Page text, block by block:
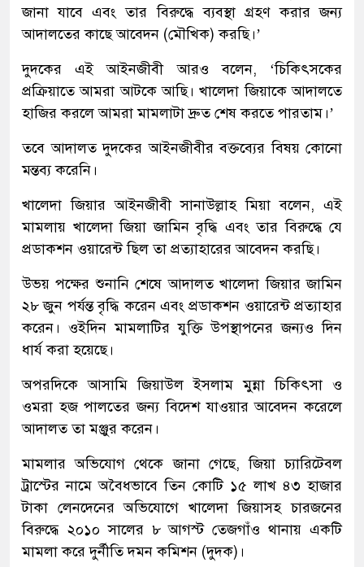
জানা যাবে এবং তার বিরুদ্ধে ব্যবস্থা গ্রহণ করার জন্য
আদালতের কাছে আবেদন (মৌখিক) করছি।’
দুদকের এই আইনজীবী আরও বলেন, ‘চিকিৎসকের
প্রক্রিয়াতে আমরা আটকে আছি। খালেদা জিয়াকে আদালতে
হাজির করলে আমরা মামলাটা দ্রুত শেষ করতে পারতাম।’
তবে আদালত দুদকের আইনজীবীর বক্তব্যের বিষয় কোনো
মন্তব্য করেনি।
খালেদা জিয়ার আইনজীবী সানাউল্লাহ মিয়া বলেন, এই
মামলায় খালেদা জিয়া জামিন বৃদ্ধি এবং তার বিরুদ্ধে যে
প্রডাকশন ওয়ারেন্ট ছিল তা প্রত্যাহারের আবেদন করছি।
উভয় পক্ষের শুনানি শেষে আদালত খালেদা জিয়ার জামিন
২৮ জুন পর্যন্ত বৃদ্ধি করেন এবং প্রডাকশন ওয়ারেন্ট প্রত্যাহার
করেন। ওইদিন মামলাটির যুক্তি উপস্থাপনের জন্যও দিন
ধার্য করা হয়েছে।
অপরদিকে আসামি জিয়াউল ইসলাম মুন্না চিকিৎসা ও
ওমরা হজ পালতের জন্য বিদেশ যাওয়ার আবেদন করেলে
আদালত তা মঞ্জুর করেন।
মামলার অভিযোগ থেকে জানা গেছে, জিয়া চ্যারিটেবল
ট্রাস্টের নামে অবৈধভাবে তিন কোটি ১৫ লাখ ৪৩ হাজার
টাকা লেনদেনের অভিযোগে খালেদা জিয়াসহ চারজনের
বিরুদ্ধে ২০১০ সালের ৮ আগস্ট তেজগাঁও থানায় একটি
মামলা করে দুর্নীতি দমন কমিশন (দুদক)।